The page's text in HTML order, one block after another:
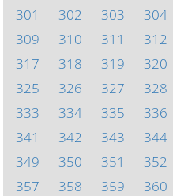
301
302 303 304
309
310 311 312
317
318 319 320
325
326 327 328
333
334 335 336
341
342 343 344
349
350 351 352
357
358 359 360